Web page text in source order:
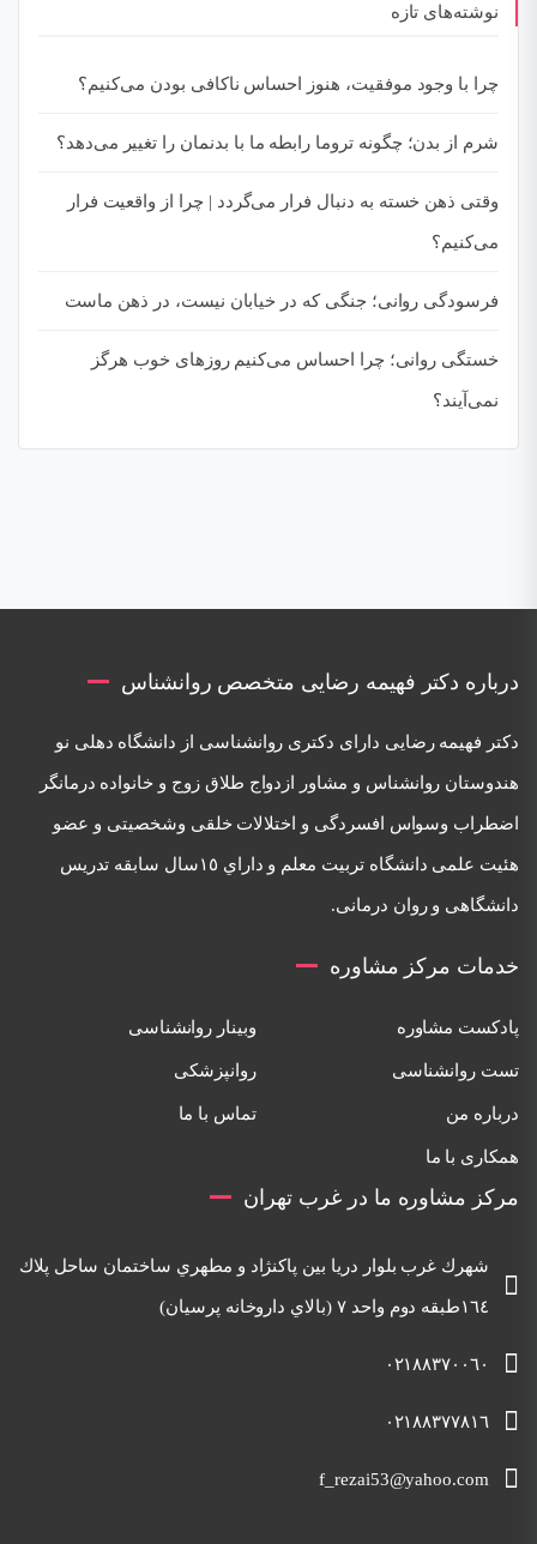
نوشته‌های تازه
چرا با وجود موفقیت، هنوز احساس ناکافی بودن می‌کنیم؟
شرم از بدن؛ چگونه تروما رابطه ما با بدنمان را تغییر می‌دهد؟
وقتی ذهن خسته به دنبال فرار می‌گردد | چرا از واقعیت فرار
می‌کنیم؟
فرسودگی روانی؛ جنگی که در خیابان نیست، در ذهن ماست
خستگی روانی؛ چرا احساس می‌کنیم روزهای خوب هرگز
نمی‌آیند؟
درباره دکتر فهیمه رضایی متخصص روانشناس
دكتر فهيمه رضايی دارای دكتری روانشناسی از دانشگاه دهلی نو
هندوستان روانشناس و مشاور ازدواج طلاق زوج و خانواده درمانگر
اضطراب وسواس افسردگی و اختلالات خلقی وشخصيتی و عضو
هئيت علمی دانشگاه تربيت معلم و داراي ١٥سال سابقه تدريس
دانشگاهی و روان درمانی.
خدمات مرکز مشاوره
پادکست مشاوره وبینار روانشناسی
تست روانشناسی روانپزشکی
درباره من تماس با ما
همکاری با ما
مرکز مشاوره ما در غرب تهران
شهرك غرب بلوار دريا بين پاكنژاد و مطهري ساختمان ساحل پلاك
١٦٤طبقه دوم واحد ٧ (بالاي داروخانه پرسيان)
٠٢١٨٨٣٧٠٠٦٠
٠٢١٨٨٣٧٧٨١٦
f_rezai53@yahoo.com